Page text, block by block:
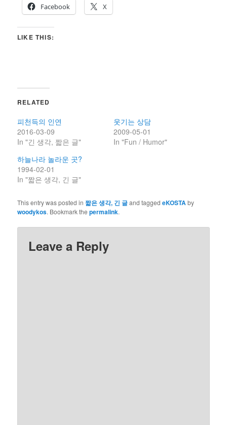
Facebook
X
LIKE THIS:
RELATED
피천득의 인연
2016-03-09
In "긴 생각, 짧은 글"
웃기는 상담
2009-05-01
In "Fun / Humor"
하늘나라 놀라운 곳?
1994-02-01
In "짧은 생각, 긴 글"
This entry was posted in짧은 생각, 긴 글and taggedeKOSTA by
woodykos. Bookmark thepermalink.
Leave a Reply